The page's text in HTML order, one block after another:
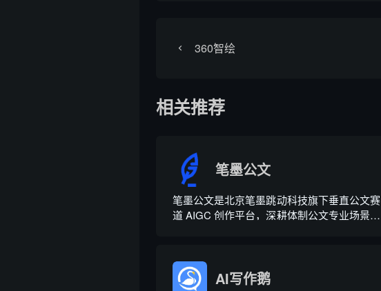
360智绘
相关推荐
笔墨公文
笔墨公文是北京笔墨跳动科技旗下垂直公文赛
道 AIGC 创作平台，深耕体制公文专业场景，
库、实时更新素材库、标准化公文模板五大核
心板块，兼顾公文快速撰写、文稿合...
AI写作鹅